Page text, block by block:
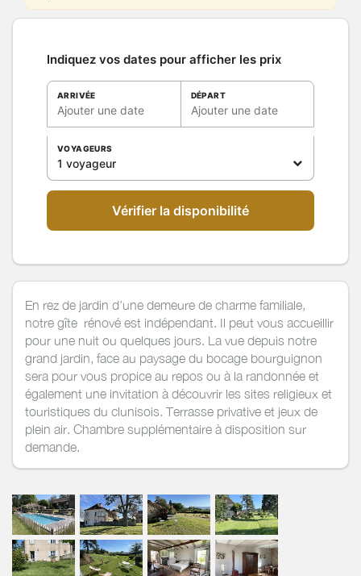
Indiquez vos dates pour afficher les prix
ARRIVÉE
Ajouter une date
DÉPART
Ajouter une date
VOYAGEURS
1 voyageur
Vérifier la disponibilité
En rez de jardin d'une demeure de charme familiale,
notre gîte rénové est indépendant. Il peut vous accueillir
pour une nuit ou quelques jours. La vue depuis notre
grand jardin, face au paysage du bocage bourguignon
sera pour vous propice au repos ou à la randonnée et
également une invitation à découvrir les sites religieux et
touristiques du clunisois. Terrasse privative et jeux de
plein air. Chambre supplémentaire à disposition sur
demande.